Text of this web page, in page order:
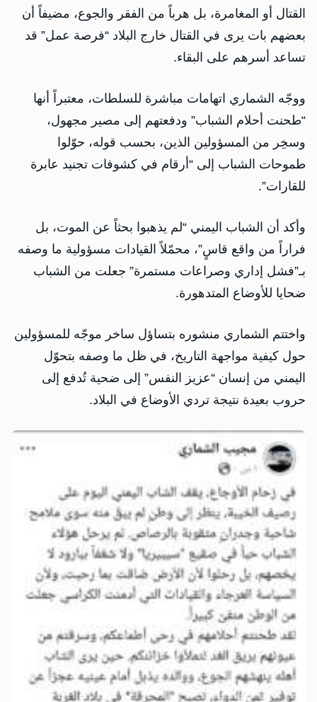
القتال أو المغامرة، بل هرباً من الفقر والجوع، مضيفاً أن
بعضهم بات يرى في القتال خارج البلاد “فرصة عمل” قد
تساعد أسرهم على البقاء.
ووجّه الشماري اتهامات مباشرة للسلطات، معتبراً أنها
“طحنت أحلام الشباب” ودفعتهم إلى مصير مجهول،
وسخِر من المسؤولين الذين، بحسب قوله، حوّلوا
طموحات الشباب إلى “أرقام في كشوفات تجنيد عابرة
للقارات”.
وأكد أن الشباب اليمني “لم يذهبوا بحثاً عن الموت، بل
فراراً من واقع قاسٍ”، محمّلاً القيادات مسؤولية ما وصفه
بـ”فشل إداري وصراعات مستمرة” جعلت من الشباب
ضحايا للأوضاع المتدهورة.
واختتم الشماري منشوره بتساؤل ساخر موجّه للمسؤولين
حول كيفية مواجهة التاريخ، في ظل ما وصفه بتحوّل
اليمني من إنسان “عزيز النفس” إلى ضحية تُدفع إلى
حروب بعيدة نتيجة تردي الأوضاع في البلاد.